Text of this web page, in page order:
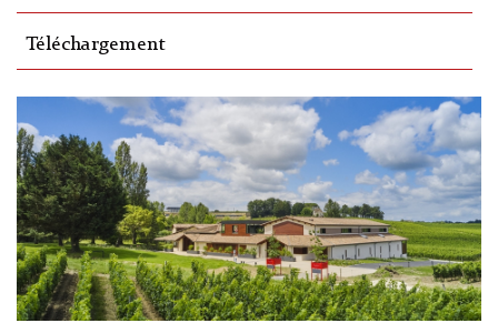
Téléchargement